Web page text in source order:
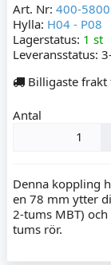
Art. Nr: 400-5800
Hylla: H04 - P08
Lagerstatus: 1 st
Leveransstatus:
Billigaste
Antal
Denna koppling
en 78 mm ytter
2-tums MBT)
tums rör.